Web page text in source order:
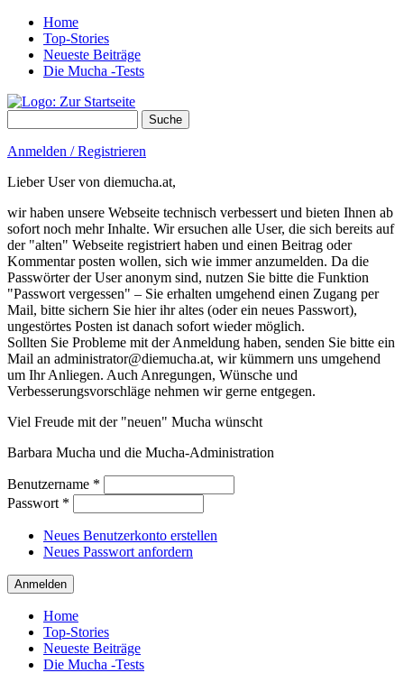
Home
Top-Stories
Neueste Beiträge
Die Mucha -Tests
Anmelden / Registrieren
Lieber User von diemucha.at,
wir haben unsere Webseite technisch verbessert und bieten Ihnen ab
sofort noch mehr Inhalte. Wir ersuchen alle User, die sich bereits auf
der "alten" Webseite registriert haben und einen Beitrag oder
Kommentar posten wollen, sich wie immer anzumelden. Da die
Passwörter der User anonym sind, nutzen Sie bitte die Funktion
"Passwort vergessen" – Sie erhalten umgehend einen Zugang per
Mail, bitte sichern Sie hier ihr altes (oder ein neues Passwort),
ungestörtes Posten ist danach sofort wieder möglich.
Sollten Sie Probleme mit der Anmeldung haben, senden Sie bitte ein
Mail an administrator@diemucha.at, wir kümmern uns umgehend
um Ihr Anliegen. Auch Anregungen, Wünsche und
Verbesserungsvorschläge nehmen wir gerne entgegen.
Viel Freude mit der "neuen" Mucha wünscht
Barbara Mucha und die Mucha-Administration
Benutzername *
Passwort *
Neues Benutzerkonto erstellen
Neues Passwort anfordern
Home
Top-Stories
Neueste Beiträge
Die Mucha -Tests